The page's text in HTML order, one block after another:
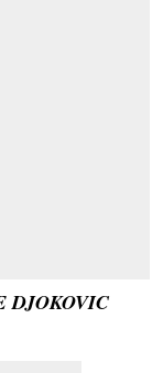
DJOKOVIC